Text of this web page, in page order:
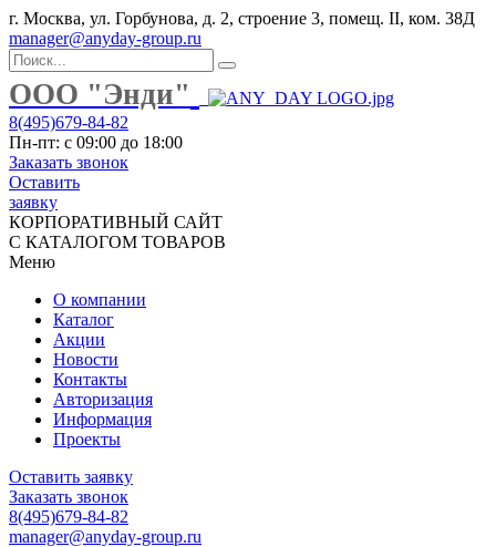
г. Москва, ул. Горбунова, д. 2, строение 3, помещ. II, ком. 38Д
manager@anyday-group.ru
ООО "Энди"
8(495)679-84-82
Пн-пт: с 09:00 до 18:00
Заказать звонок
Оставить
заявку
КОРПОРАТИВНЫЙ САЙТ
С КАТАЛОГОМ ТОВАРОВ
Меню
О компании
Каталог
Акции
Новости
Контакты
Авторизация
Информация
Проекты
Оставить заявку
Заказать звонок
8(495)679-84-82
manager@anyday-group.ru